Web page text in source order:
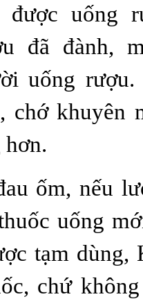
được uống
đã đành,
uống
chớ khuyên
ốm, nếu
uống
tạm
chứ